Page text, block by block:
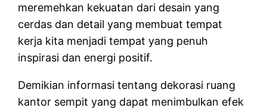
meremehkan kekuatan dari desain yang
cerdas dan detail yang membuat tempat
kerja kita menjadi tempat yang penuh
inspirasi dan energi positif.
Demikian informasi tentang dekorasi ruang
kantor sempit yang dapat menimbulkan efek